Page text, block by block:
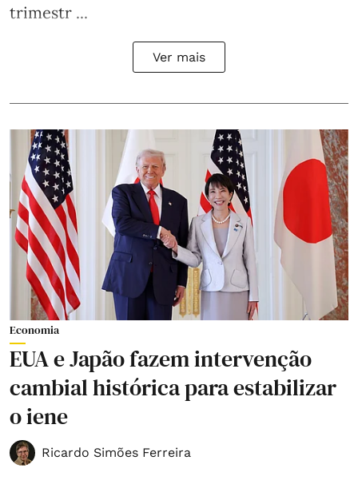
trimestr ...
Ver mais
Economia
EUA e Japão fazem intervenção
cambial histórica para estabilizar
o iene
Ricardo Simões Ferreira